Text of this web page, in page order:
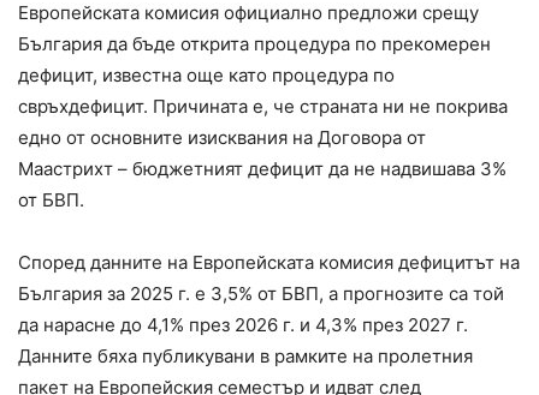
Европейската комисия официално предложи срещу
България да бъде открита процедура по прекомерен
дефицит, известна още като процедура по
свръхдефицит. Причината е, че страната ни не покрива
едно от основните изисквания на Договора от
Маастрихт – бюджетният дефицит да не надвишава 3%
от БВП.
Според данните на Европейската комисия дефицитът на
България за 2025 г. е 3,5% от БВП, а прогнозите са той
да нарасне до 4,1% през 2026 г. и 4,3% през 2027 г.
Данните бяха публикувани в рамките на пролетния
пакет на Европейския семестър и идват след